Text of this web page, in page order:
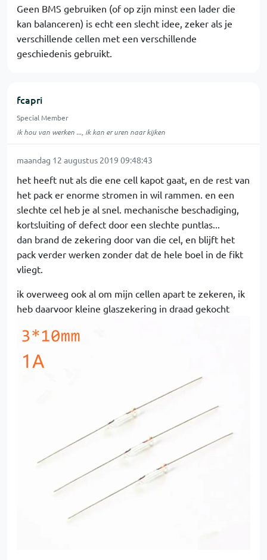
Geen BMS gebruiken (of op zijn minst een lader die
kan balanceren) is echt een slecht idee, zeker als je
verschillende cellen met een verschillende
geschiedenis gebruikt.
fcapri
Special Member
ik hou van werken ..., ik kan er uren naar kijken
maandag 12 augustus 2019 09:48:43
het heeft nut als die ene cell kapot gaat, en de rest van
het pack er enorme stromen in wil rammen. en een
slechte cel heb je al snel. mechanische beschadiging,
kortsluiting of defect door een slechte puntlas...
dan brand de zekering door van die cel, en blijft het
pack verder werken zonder dat de hele boel in de fikt
vliegt.
ik overweeg ook al om mijn cellen apart te zekeren, ik
heb daarvoor kleine glaszekering in draad gekocht